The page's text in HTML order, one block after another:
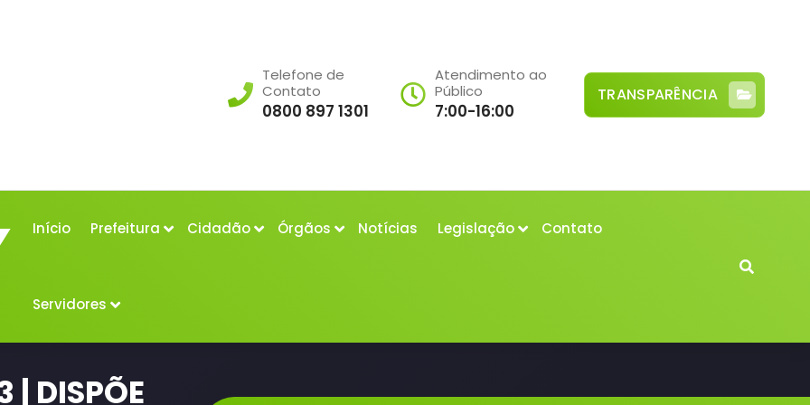
Telefone de
Contato
0800 897 1301
Atendimento ao
Público
7:00-16:00
TRANSPARÊNCIA
Início Prefeitura Cidadão Órgãos Notícias Legislação Contato
Servidores
| DISPÕE